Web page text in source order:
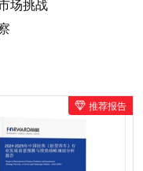
场挑战
推荐报告